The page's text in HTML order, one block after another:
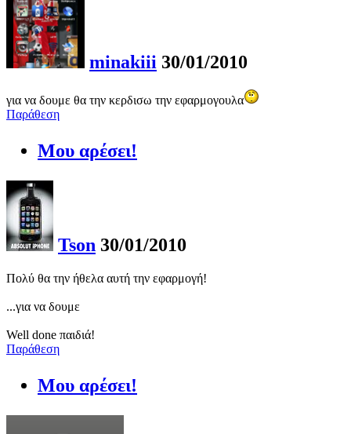
minakiii 30/01/2010
για να δουμε θα την κερδισω την εφαρμογουλα
Παράθεση
Μου αρέσει!
Tson 30/01/2010
Πολύ θα την ήθελα αυτή την εφαρμογή!
...για να δουμε
Well done παιδιά!
Παράθεση
Μου αρέσει!